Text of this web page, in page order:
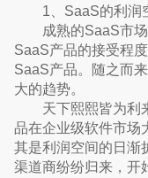
1、SaaS的利润
成熟的SaaS市
SaaS产品的接受程
SaaS产品。随之而
大的趋势。
天下熙熙皆为利
品在企业级软件市场
其是利润空间的日渐
渠道商纷纷归来，开